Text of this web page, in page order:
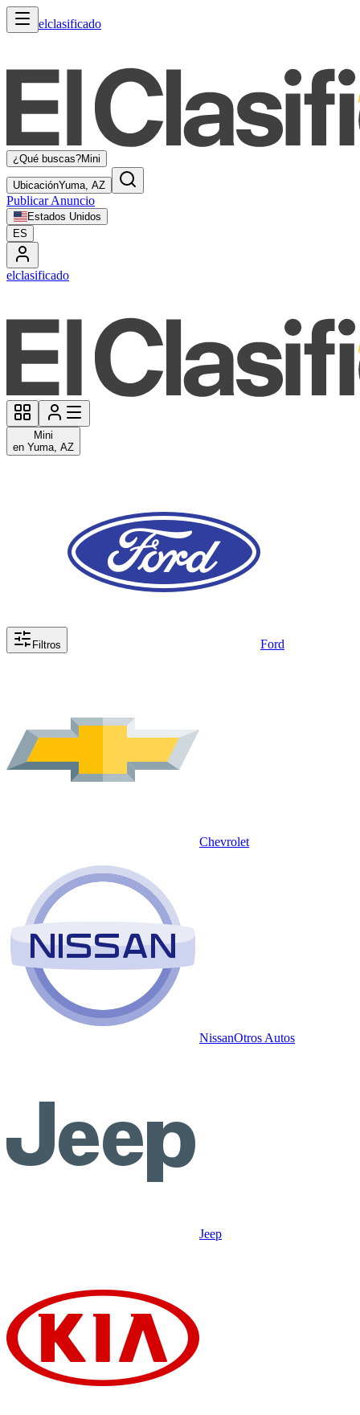
elclasificado
¿Qué buscas?Mini
UbicaciónYuma, AZ
Publicar Anuncio
Estados Unidos
ES
elclasificado
Mini
en Yuma, AZ
Filtros Ford
Chevrolet
NissanOtros Autos
Jeep